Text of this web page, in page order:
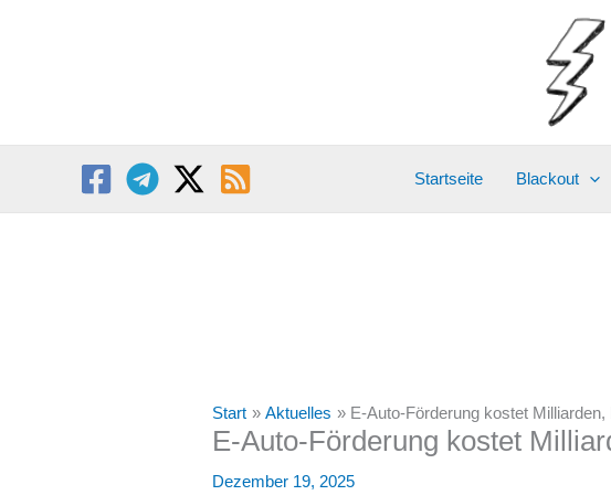
Startseite Blackout
Start Aktuelles E-Auto-Förderung kostet
E-Auto-Förderung kostet
Dezember 19, 2025